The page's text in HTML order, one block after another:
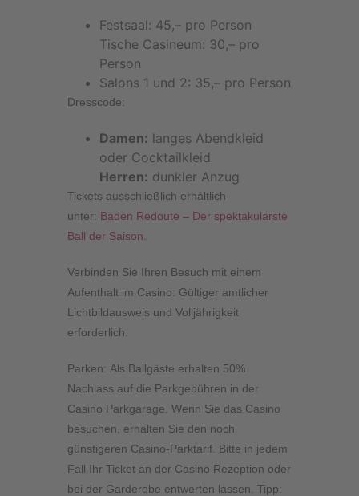
Festsaal: 45,– pro Person
Tische Casineum: 30,– pro
Person
Salons 1 und 2: 35,– pro Person
Dresscode:
Damen: langes Abendkleid
oder Cocktailkleid
Herren: dunkler Anzug
Tickets ausschließlich erhältlich
unter: Baden Redoute – Der spektakulärste
Ball der Saison
Verbinden Sie Ihren Besuch mit einem
Aufenthalt im Casino: Gültiger amtlicher
Lichtbildausweis und Volljährigkeit
erforderlich.
Parken: Als Ballgäste erhalten 50%
Nachlass auf die Parkgebühren in der
Casino Parkgarage. Wenn Sie das Casino
besuchen, erhalten Sie den noch
günstigeren Casino-Parktarif. Bitte in jedem
Fall Ihr Ticket an der Casino Rezeption oder
bei der Garderobe entwerten lassen. Tipp: